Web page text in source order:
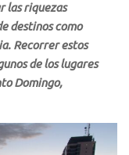
las riquezas
destinos como
Recorrer estos
de los lugares
Domingo,